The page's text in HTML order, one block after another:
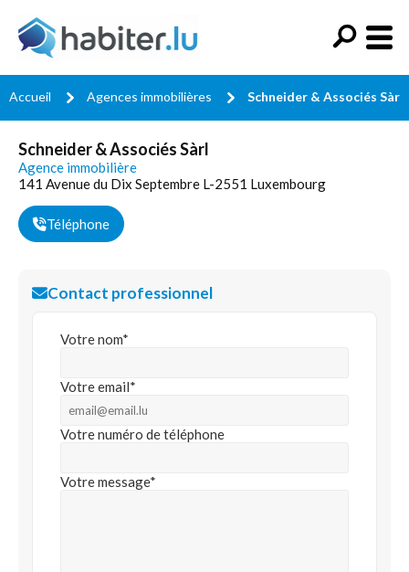
Accueil Agences immobilières Schneider & Associés Sàrl
Schneider & Associés Sàrl
Agence immobilière
141 Avenue du Dix Septembre L-2551 Luxembourg
Téléphone
Contact professionnel
Votre nom*
Votre email*
Votre numéro de téléphone
Votre message*